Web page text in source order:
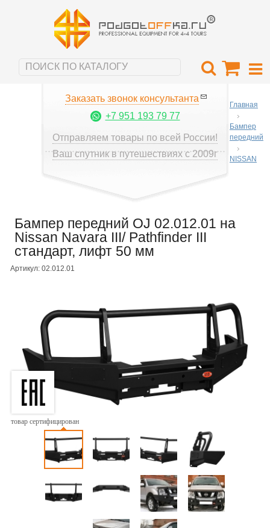
Заказать звонок консультанта
+7 951 193 79 77
Отправляем товары по всей России!
Ваш спутник в путешествиях с 2009г
Главная
Бампер
передний
NISSAN
Бампер передний OJ 02.012.01 на
Nissan Navara III/ Pathfinder III
стандарт, лифт 50 мм
Артикул: 02.012.01
товар сертифицирован